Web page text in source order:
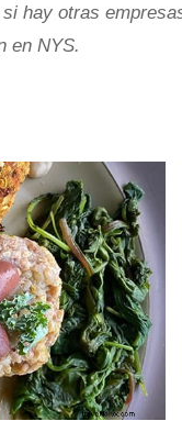
hay otras
en NYS.